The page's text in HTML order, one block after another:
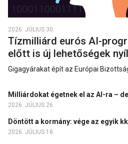
2026. JÚLIUS 30.
Tízmilliárd eurós AI-
előtt is új lehetőségek
Gigagyárakat épít az Európai
Milliárdokat égetnek el az AI-ra –
2026. JÚLIUS 26.
Döntött a kormány: vége az egyik
2026. JÚLIUS 18.